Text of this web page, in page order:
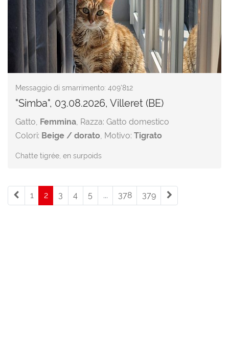
Messaggio di smarrimento: 409'812
"Simba", 03.08.2026, Villeret (BE)
Gatto, Femmina, Razza: Gatto domestico
Colori: Beige / dorato, Motivo: Tigrato
Chatte tigrée, en surpoids
1 2(current)
3 4 5 ... 378 379